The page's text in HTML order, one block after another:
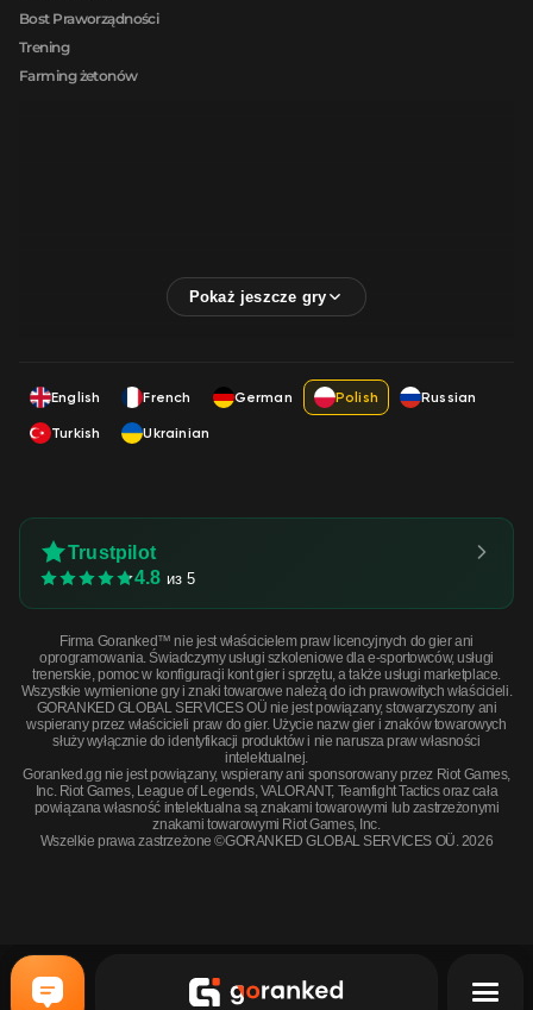
Bost Praworządności
Trening
Farming żetonów
English French German Polish
Russian
Turkish
Ukrainian
Trustpilot
4.8 из 5
Firma Goranked™ nie jest właścicielem praw licencyjnych do gier ani
oprogramowania. Świadczymy usługi szkoleniowe dla e-sportowców, usługi
trenerskie, pomoc w konfiguracji kont gier i sprzętu, a także usługi marketplace.
Wszystkie wymienione gry i znaki towarowe należą do ich prawowitych właścicieli.
GORANKED GLOBAL SERVICES OÜ nie jest powiązany, stowarzyszony ani
wspierany przez właścicieli praw do gier. Użycie nazw gier i znaków towarowych
służy wyłącznie do identyfikacji produktów i nie narusza praw własności
intelektualnej.
Goranked.gg nie jest powiązany, wspierany ani sponsorowany przez Riot Games,
Inc. Riot Games, League of Legends, VALORANT, Teamfight Tactics oraz cała
powiązana własność intelektualna są znakami towarowymi lub zastrzeżonymi
znakami towarowymi Riot Games, Inc.
Wszelkie prawa zastrzeżone ©GORANKED GLOBAL SERVICES OÜ. 2026